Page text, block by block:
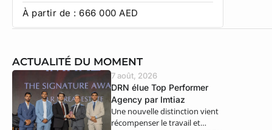
À partir de : 666 000 AED
ACTUALITÉ DU MOMENT
7 août, 2026
DRN élue Top Performer
Agency par Imtiaz
Une nouvelle distinction vient
récompenser le travail et